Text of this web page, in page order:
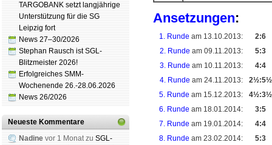
TARGOBANK setzt langjährige
Unterstützung für die SG
Leipzig fort
News 27–30/2026
Stephan Rausch ist SGL-
Blitzmeister 2026!
Erfolgreiches SMM-
Wochenende 26.-28.06.2026
News 26/2026
Neueste Kommentare
Nadine vor 1 Monat zu SGL-
Ansetzungen:
1. Runde am 13.10.2013:
2:6
2. Runde am 09.11.2013:
5:3
3. Runde am 10.11.2013:
4:4
4. Runde am 24.11.2013:
2½:5½
5. Runde am 15.12.2013:
4½:3½
6. Runde am 18.01.2014:
3:5
7. Runde am 19.01.2014:
4:4
8. Runde am 23.02.2014:
5:3